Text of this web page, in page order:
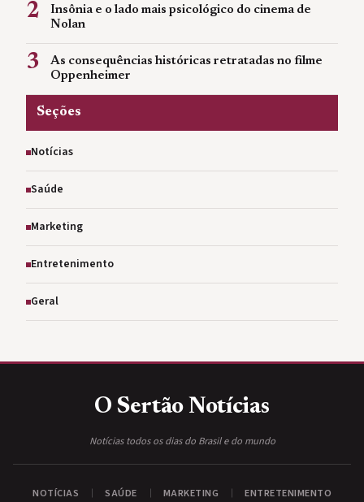
2
Insônia e o lado mais psicológico do cinema de
Nolan
3
As consequências históricas retratadas no filme
Oppenheimer
Seções
Notícias
Saúde
Marketing
Entretenimento
Geral
O Sertão Notícias
Notícias todos os dias do Brasil e do mundo
NOTÍCIAS SAÚDE MARKETING ENTRETENIMENTO